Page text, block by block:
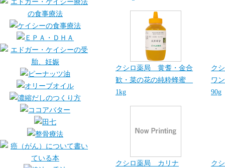
クシロ薬局 黄耆・金合
歓・菜の花の純粋蜂蜜
1kg
ク
ワ
90g
クシロ薬局 カリナ
ク